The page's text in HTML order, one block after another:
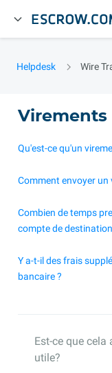
Helpdesk Wire
Virements
Qu'est-ce qu'un
Comment envoyer un
Combien de temps
compte de
Y a-t-il des frais
bancaire ?
Est-ce que cela
utile?